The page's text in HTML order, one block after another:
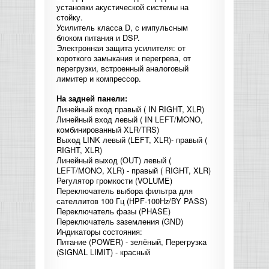
КОНТРОЛЛЕРЫ АС И КРОССОВЕРЫ
НАУШНИКИ
установки акустической системы на
стойку.
Усилитель класса D, с импульсным
блоком питания и DSP.
Электронная защита усилителя: от
короткого замыкания и перегрева, от
перегрузки, встроенный аналоговый
лимитер и компрессор.
На задней панели:
Линейный вход правый ( IN RIGHT, XLR)
Линейный вход левый ( IN LEFT/MONO,
комбинированный XLR/TRS)
Выход LINK левый (LEFT, XLR)- правый (
RIGHT, XLR)
Линейный выход (OUT) левый (
LEFT/MONO, XLR) - правый ( RIGHT, XLR)
Регулятор громкости (VOLUME)
Переключатель выбора фильтра для
сателлитов 100 Гц (HPF-100Hz/BY PASS)
Переключатель фазы (PHASE)
Переключатель заземления (GND)
Индикаторы состояния:
Питание (POWER) - зелёный, Перегрузка
(SIGNAL LIMIT) - красный